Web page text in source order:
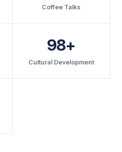
Coffee Talks
98+
Cultural Development